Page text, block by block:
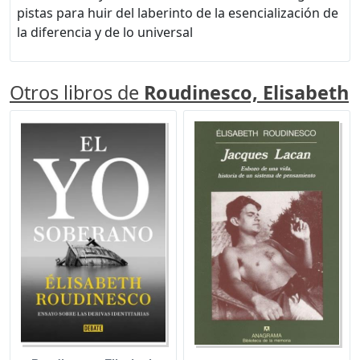
pistas para huir del laberinto de la esencialización de
la diferencia y de lo universal
Otros libros de Roudinesco, Elisabeth